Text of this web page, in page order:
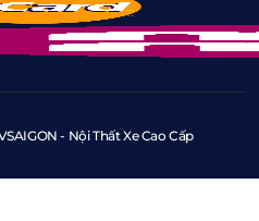
- Nội Thất Xe Cao Cấp